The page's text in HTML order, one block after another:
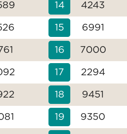
14 4243
15 6991
16 7000
17 2294
18 9451
19 9350